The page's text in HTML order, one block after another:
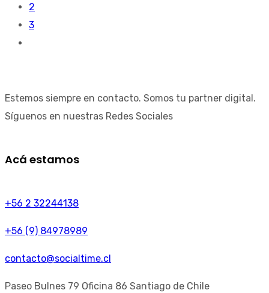
2
3
Estemos siempre en contacto. Somos tu partner digital.
Síguenos en nuestras Redes Sociales
Acá estamos
+56 2 32244138
+56 (9) 84978989
contacto@socialtime.cl
Paseo Bulnes 79 Oficina 86 Santiago de Chile